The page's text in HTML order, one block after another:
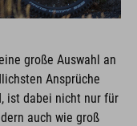
große Auswahl an
Ansprüche
ist dabei nicht nur für
auch wie groß